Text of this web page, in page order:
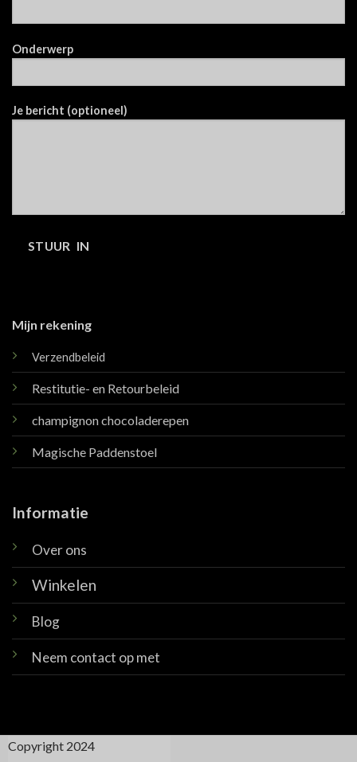
Mijn rekening
Verzendbeleid
Restitutie- en Retourbeleid
champignon chocoladerepen
Magische Paddenstoel
Informatie
Over ons
Winkelen
Blog
Neem contact op met
Onderwerp
Je bericht (optioneel)
Copyright 2024